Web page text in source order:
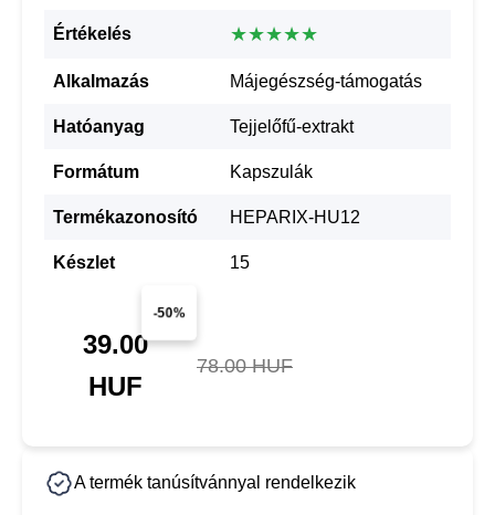
Értékelés ★★★★★
Alkalmazás Májegészség-támogatás
Hatóanyag Tejjelőfű-extrakt
Formátum Kapszulák
Termékazonosító HEPARIX-HU12
Készlet 15
-50%
39.00
HUF
78.00 HUF
A termék tanúsítvánnyal rendelkezik